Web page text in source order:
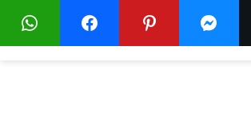
Menu